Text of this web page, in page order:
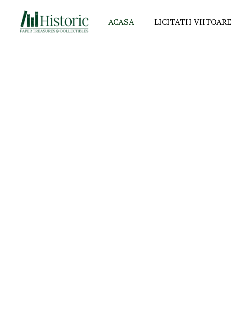
ACASA LICITATII VIITOARE